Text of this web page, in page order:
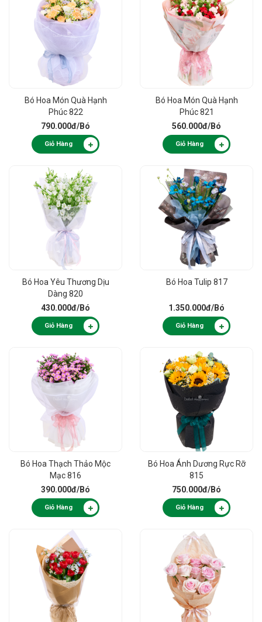
Bó Hoa Món Quà Hạnh
Phúc 822
790.000đ/Bó
Giỏ Hàng
Bó Hoa Món Quà Hạnh
Phúc 821
560.000đ/Bó
Giỏ Hàng
Bó Hoa Yêu Thương Dịu
Dàng 820
430.000đ/Bó
Giỏ Hàng
Bó Hoa Tulip 817
1.350.000đ/Bó
Giỏ Hàng
Bó Hoa Thạch Thảo Mộc
Mạc 816
390.000đ/Bó
Giỏ Hàng
Bó Hoa Ánh Dương Rực Rỡ
815
750.000đ/Bó
Giỏ Hàng